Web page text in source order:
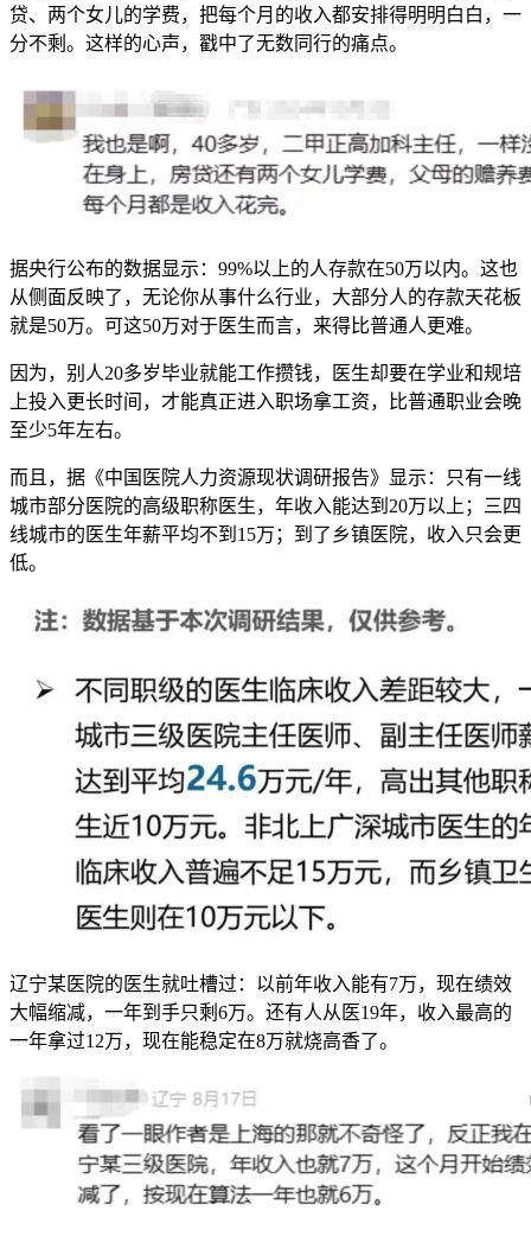
贷、两个女儿的学费，把每个月的收入都安排得明明白白，一
分不剩。这样的心声，戳中了无数同行的痛点。
据央行公布的数据显示：99%以上的人存款在50万以内。这也
从侧面反映了，无论你从事什么行业，大部分人的存款天花板
就是50万。可这50万对于医生而言，来得比普通人更难。
因为，别人20多岁毕业就能工作攒钱，医生却要在学业和规培
上投入更长时间，才能真正进入职场拿工资，比普通职业会晚
至少5年左右。
而且，据《中国医院人力资源现状调研报告》显示：只有一线
城市部分医院的高级职称医生，年收入能达到20万以上；三四
线城市的医生年薪平均不到15万；到了乡镇医院，收入只会更
低。
辽宁某医院的医生就吐槽过：以前年收入能有7万，现在绩效
大幅缩减，一年到手只剩6万。还有人从医19年，收入最高的
一年拿过12万，现在能稳定在8万就烧高香了。